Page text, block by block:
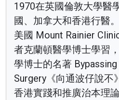
1970在英國倫敦大學醫
國、加拿大和香港行醫
美國 Mount Rainier
者克蘭頓醫學博士學習
學博士的名著 Bypassing
Surgery《向通波仔說不
香港實踐和推廣治本理